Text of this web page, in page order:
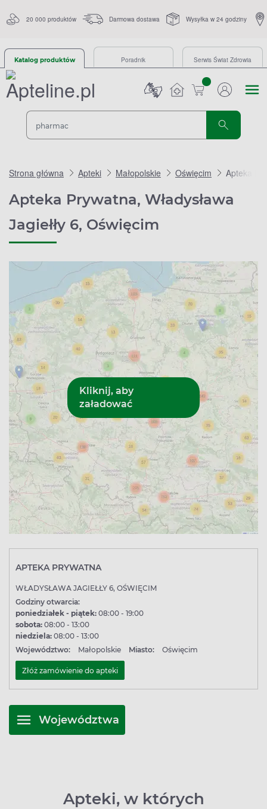
20 000 produktów Darmowa dostawa Wysyłka w 24 godziny
Katalog produktów Poradnik Serwis Świat Zdrowia
sztuk
Strona główna Apteki Małopolskie Oświęcim Apteka
Apteka Prywatna, Władysława
Jagiełły 6, Oświęcim
APTEKA PRYWATNA
WŁADYSŁAWA JAGIEŁŁY 6, OŚWIĘCIM
Godziny otwarcia:
poniedziałek - piątek: 08:00 - 19:00
sobota: 08:00 - 13:00
niedziela: 08:00 - 13:00
Województwo:
Małopolskie Miasto: Oświęcim
Złóż zamówienie do apteki
Województwa
Apteki, w których